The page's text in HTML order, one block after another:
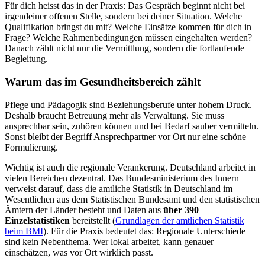
Für dich heisst das in der Praxis: Das Gespräch beginnt nicht bei
irgendeiner offenen Stelle, sondern bei deiner Situation. Welche
Qualifikation bringst du mit? Welche Einsätze kommen für dich in
Frage? Welche Rahmenbedingungen müssen eingehalten werden?
Danach zählt nicht nur die Vermittlung, sondern die fortlaufende
Begleitung.
Warum das im Gesundheitsbereich zählt
Pflege und Pädagogik sind Beziehungsberufe unter hohem Druck.
Deshalb braucht Betreuung mehr als Verwaltung. Sie muss
ansprechbar sein, zuhören können und bei Bedarf sauber vermitteln.
Sonst bleibt der Begriff Ansprechpartner vor Ort nur eine schöne
Formulierung.
Wichtig ist auch die regionale Verankerung. Deutschland arbeitet in
vielen Bereichen dezentral. Das Bundesministerium des Innern
verweist darauf, dass die amtliche Statistik in Deutschland im
Wesentlichen aus dem Statistischen Bundesamt und den statistischen
Ämtern der Länder besteht und Daten aus über 390
Einzelstatistiken bereitstellt (Grundlagen der amtlichen Statistik
beim BMI). Für die Praxis bedeutet das: Regionale Unterschiede
sind kein Nebenthema. Wer lokal arbeitet, kann genauer
einschätzen, was vor Ort wirklich passt.